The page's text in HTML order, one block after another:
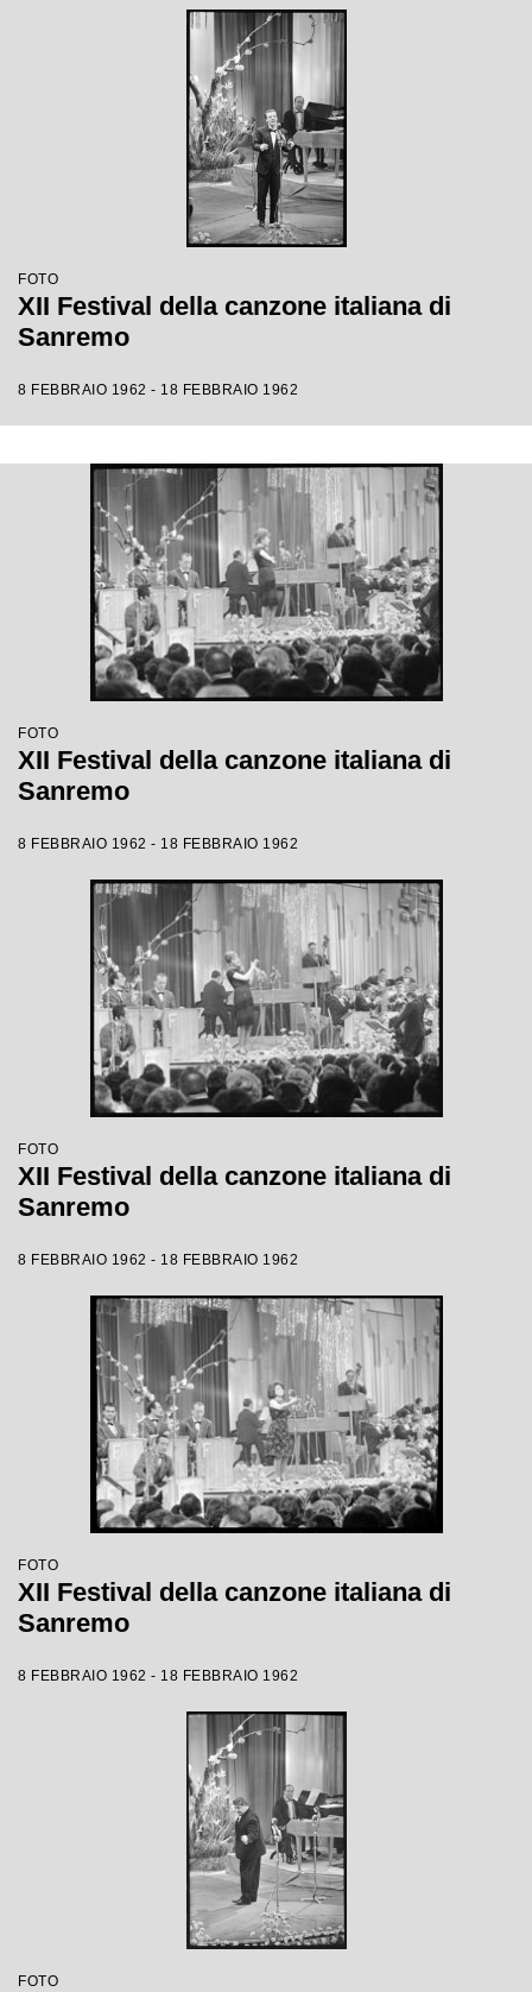
FOTO
XII Festival della canzone italiana di
Sanremo
8 FEBBRAIO 1962 - 18 FEBBRAIO 1962
FOTO
XII Festival della canzone italiana di
Sanremo
8 FEBBRAIO 1962 - 18 FEBBRAIO 1962
FOTO
XII Festival della canzone italiana di
Sanremo
8 FEBBRAIO 1962 - 18 FEBBRAIO 1962
FOTO
XII Festival della canzone italiana di
Sanremo
8 FEBBRAIO 1962 - 18 FEBBRAIO 1962
FOTO